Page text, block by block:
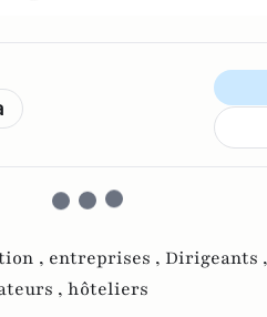
, entreprises , Dirigeants ,
, hôteliers